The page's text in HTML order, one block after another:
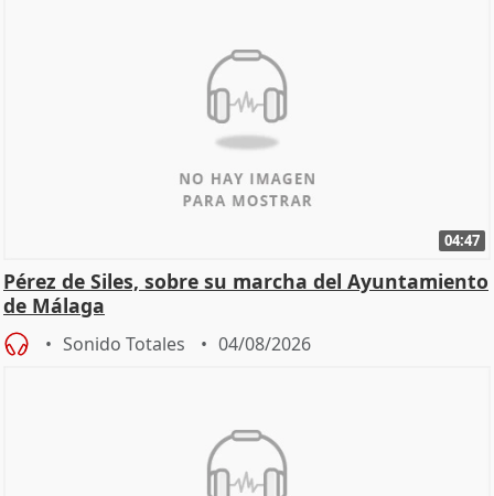
04:47
Pérez de Siles, sobre su marcha del Ayuntamiento
de Málaga
Sonido Totales 04/08/2026